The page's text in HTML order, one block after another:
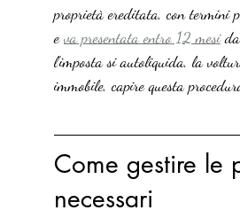
proprietà ereditata, con termini
e va presentata entro 12 mesi
l’imposta si autoliquida, la
immobile, capire questa
Come gestire le
necessari